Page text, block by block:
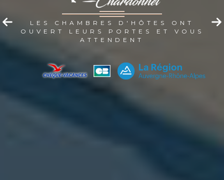
LES CHAMBRES D'HÔTES ONT
OUVERT LEURS PORTES ET VOUS
ATTENDENT